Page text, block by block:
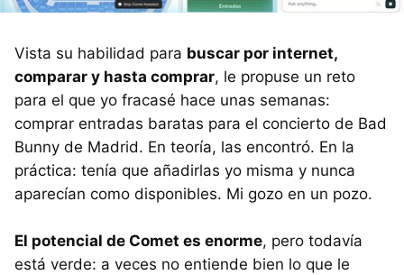
Vista su habilidad para buscar por internet,
comparar y hasta comprar, le propuse un reto
para el que yo fracasé hace unas semanas:
comprar entradas baratas para el concierto de Bad
Bunny de Madrid. En teoría, las encontró. En la
práctica: tenía que añadirlas yo misma y nunca
aparecían como disponibles. Mi gozo en un pozo.
El potencial de Comet es enorme, pero todavía
está verde: a veces no entiende bien lo que le